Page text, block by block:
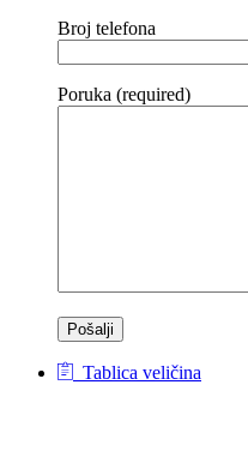
Broj telefona
Poruka (required)
Tablica veličina